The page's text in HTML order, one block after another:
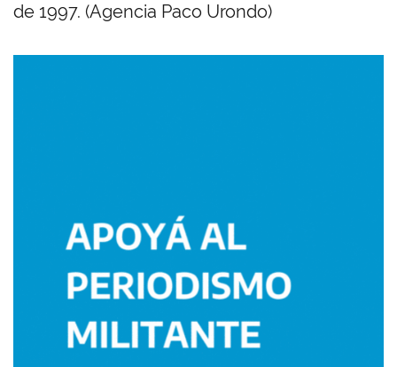
de 1997. (Agencia Paco Urondo)